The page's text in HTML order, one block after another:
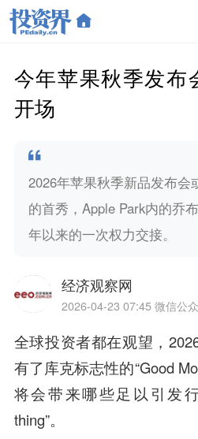
今年苹果秋季发布
开场
2026年苹果秋季新品发布会
的首秀，Apple Park内的乔
年以来的一次权力交接。
经济观察网
2026-04-23 07:45 微信公
全球投资者都在观望，
有了库克标志性的“Good
将会带来哪些足以引发
thing”。